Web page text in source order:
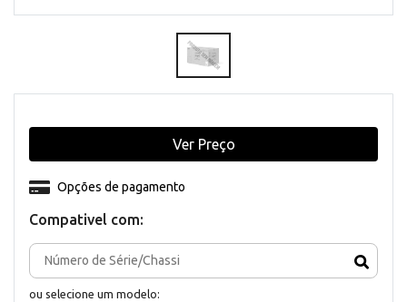
Compativel com:
ou selecione um modelo:
Opções de pagamento
Ver Preço